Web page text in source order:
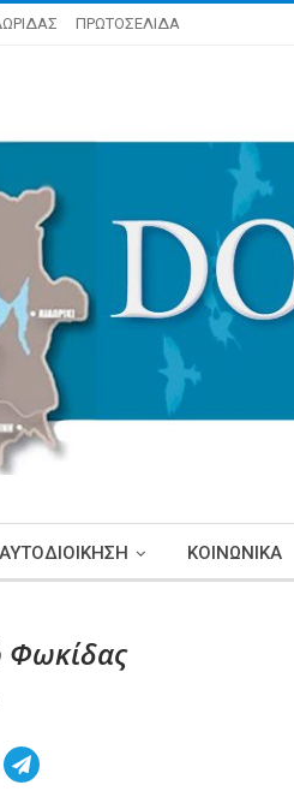
ΠΡΩΤΟΣΕΛΙΔΑ
ΑΥΤΟΔΙΟΙΚΗΣΗ ΚΟΙΝΩΝΙΚΑ
Φωκίδας